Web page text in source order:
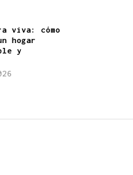
viva: cómo
hogar
y